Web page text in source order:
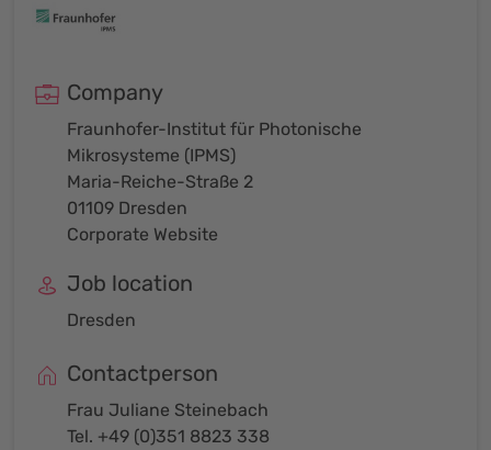
Company
Fraunhofer-Institut für Photonische
Mikrosysteme (IPMS)
Maria-Reiche-Straße 2
01109 Dresden
Corporate Website
Job location
Dresden
Contactperson
Frau Juliane Steinebach
Tel. +49 (0)351 8823 338